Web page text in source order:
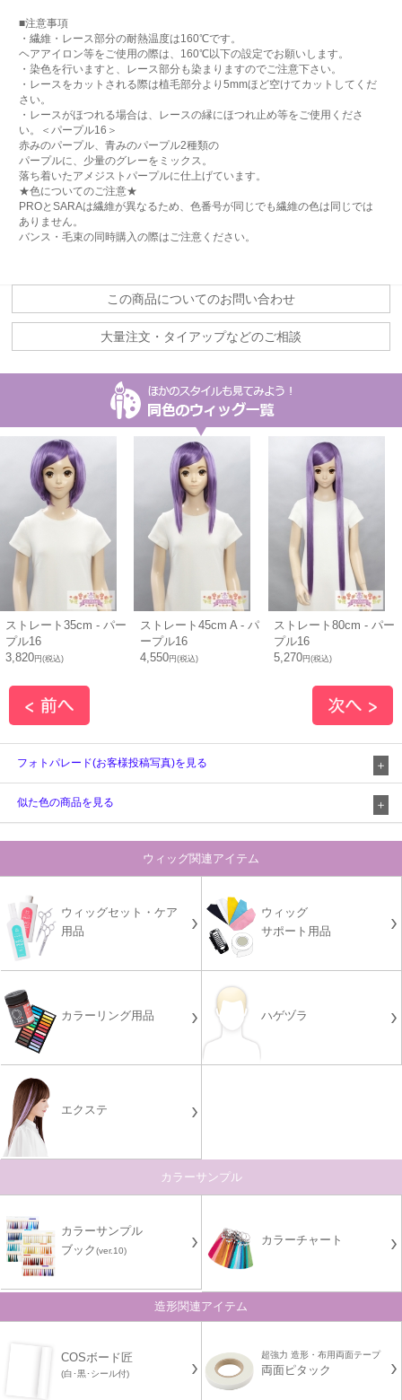
■注意事項
・繊維・レース部分の耐熱温度は160℃です。
ヘアアイロン等をご使用の際は、160℃以下の設定でお願いします。
・染色を行いますと、レース部分も染まりますのでご注意下さい。
・レースをカットされる際は植毛部分より5mmほど空けてカットしてくだ
さい。
・レースがほつれる場合は、レースの縁にほつれ止め等をご使用くださ
い。＜パープル16＞
赤みのパープル、青みのパープル2種類の
パープルに、少量のグレーをミックス。
落ち着いたアメジストパープルに仕上げています。
★色についてのご注意★
PROとSARAは繊維が異なるため、色番号が同じでも繊維の色は同じでは
ありません。
バンス・毛束の同時購入の際はご注意ください。
この商品についてのお問い合わせ
大量注文・タイアップなどのご相談
ストレート35cm - パー
プル16
3,820円(税込)
ストレート45cm A - パ
ープル16
4,550円(税込)
ストレート80cm - パー
プル16
5,270円(税込)
フォトパレード(お客様投稿写真)を見る
似た色の商品を見る
ウィッグ関連アイテム
ウィッグセット・ケア
用品
ウィッグ
サポート用品
カラーリング用品 ハゲヅラ
エクステ
カラーサンプル
カラーサンプル
ブック(ver.10)
カラーチャート
造形関連アイテム
COSボード匠
(白･黒･シール付)
超強力 造形・布用両面テープ
両面ピタック